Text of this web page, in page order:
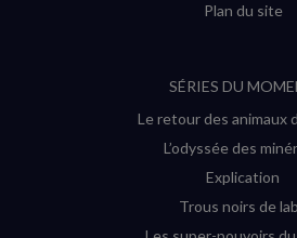
Plan du site
SÉRIES DU
Le retour des animaux
L’odyssée des
Explication
Trous noirs de